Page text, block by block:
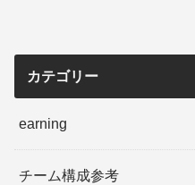
カテゴリー
earning
チーム構成参考